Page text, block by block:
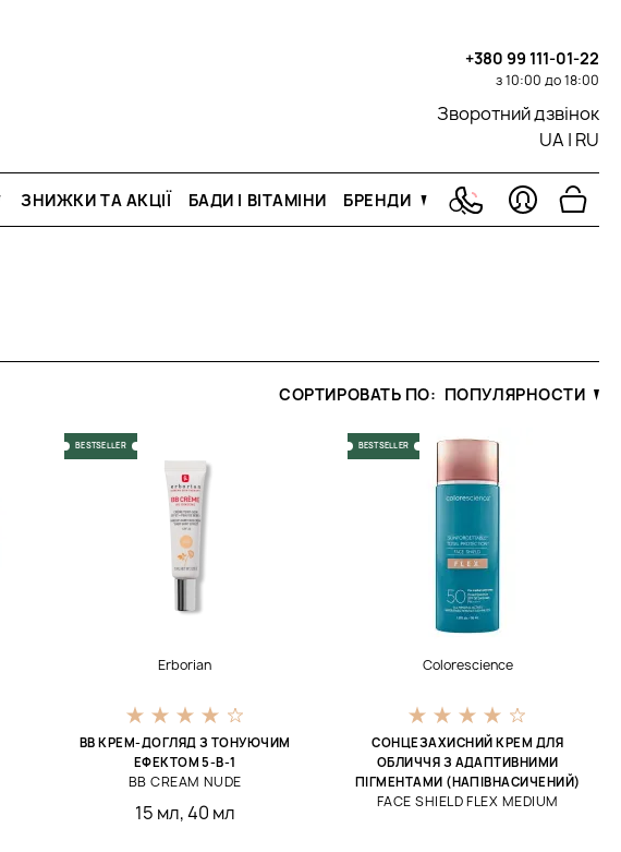
+380 99 111-01-22
з 10:00 до 18:00
Зворотний дзвінок
UA | RU
ЗНИЖКИ ТА АКЦІЇ БАДИ І ВІТАМІНИ БРЕНДИ
СОРТИРОВАТЬ ПО: ПОПУЛЯРНОСТИ
BESTSELLER
Erborian
BB КРЕМ-ДОГЛЯД З ТОНУЮЧИМ
ЕФЕКТОМ 5-В-1
BB CREAM NUDE
15 мл,40 мл
BESTSELLER
Colorescience
СОНЦЕЗАХИСНИЙ КРЕМ ДЛЯ
ОБЛИЧЧЯ З АДАПТИВНИМИ
ПІГМЕНТАМИ (НАПІВНАСИЧЕНИЙ)
FACE SHIELD FLEX MEDIUM